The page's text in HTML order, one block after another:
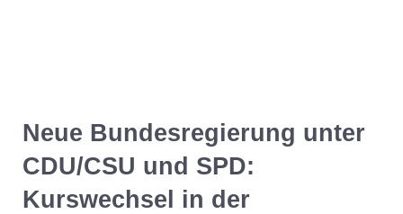
Neue Bundesregierung unter
CDU/CSU und SPD:
Kurswechsel in der